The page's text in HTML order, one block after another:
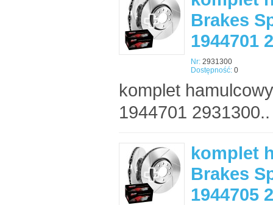
Brakes
1944701
Nr: 2931300
Dostępność: 0
komplet
1944701 2931300..
komplet
Brakes
1944705